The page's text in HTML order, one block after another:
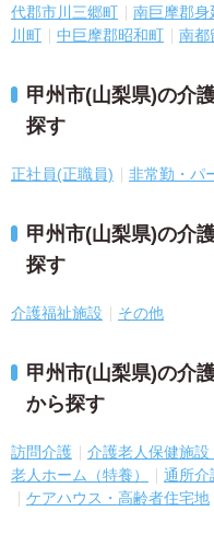
代郡市川三郷町
南巨摩郡身
川町
中巨摩郡昭和町 南都
甲州市(山梨県)の介
探す
正社員(正職員) 非常勤・パ
甲州市(山梨県)の介
探す
介護福祉施設 その他
甲州市(山梨県)の介
から探す
訪問介護 介護老人保健施設
老人ホーム（特養）
通所介
ケアハウス・高齢者住宅地